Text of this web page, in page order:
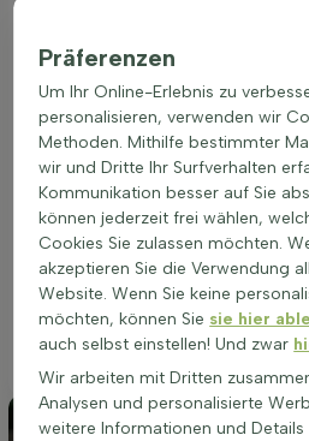
Stripes'
Für die optimale Entfaltung der
bis halbschattiger Standort ideal.
dass gut durchlässige
werden, um Staunässe zu
Wachstum zu fördern. Der
Vielzahl von Bodentypen, solange
Drainage aufweisen. Ein Platz im
Licht erhält und gleichzeitig vor
Wetterbedingungen geschützt ist,
Blüte im Frühjahr führen.
unterstützen den Phlox subulata
Präferenzen
Um Ihr Online-Erlebnis zu
personalisieren, verwenden wir
Methoden. Mithilfe bestimmter
wir und Dritte Ihr Surfverhalten
Kommunikation besser auf Sie
können jederzeit frei wählen,
Cookies Sie zulassen möchten.
akzeptieren Sie die Verwendung
Website. Wenn Sie keine
möchten, können Sie sie hier
auch selbst einstellen! Und zwar
Wir arbeiten mit Dritten
Analysen und personalisierte
weitere Informationen und